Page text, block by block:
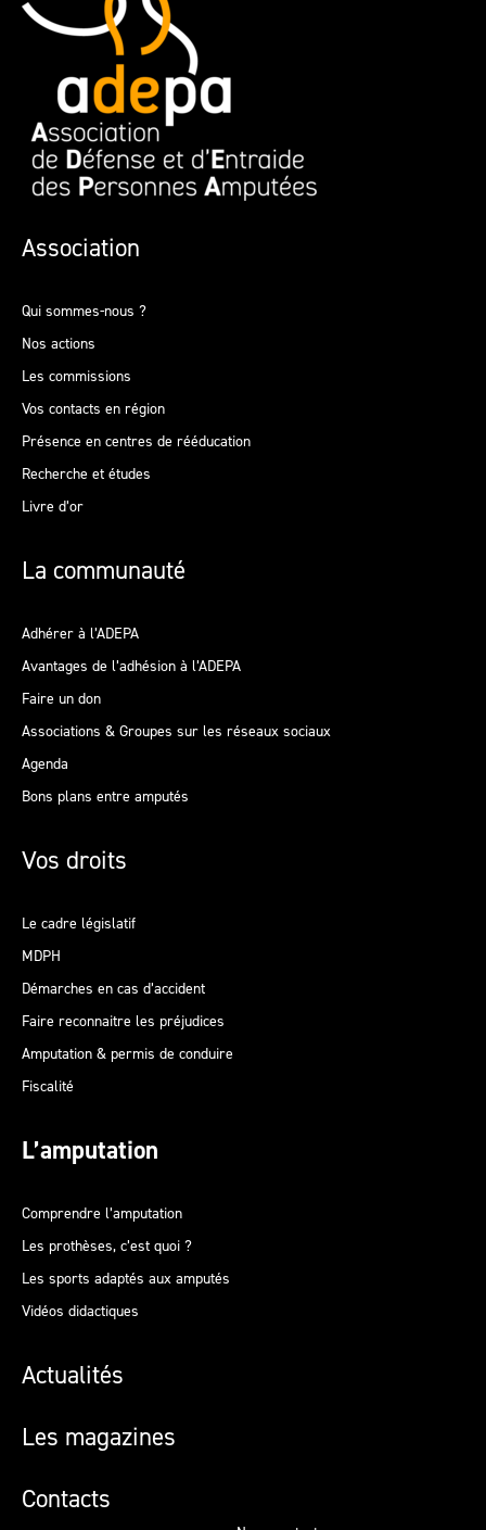
Association
Qui sommes-nous ?
Nos actions
Les commissions
Vos contacts en région
Présence en centres de rééducation
Recherche et études
Livre d’or
La communauté
Adhérer à l’ADEPA
Avantages de l’adhésion à l’ADEPA
Faire un don
Associations & Groupes sur les réseaux sociaux
Agenda
Bons plans entre amputés
Vos droits
Le cadre législatif
MDPH
Démarches en cas d’accident
Faire reconnaitre les préjudices
Amputation & permis de conduire
Fiscalité
L’amputation
Comprendre l’amputation
Les prothèses, c’est quoi ?
Les sports adaptés aux amputés
Vidéos didactiques
Actualités
Les magazines
Contacts